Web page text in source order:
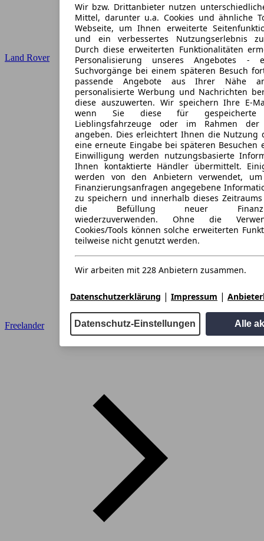
Wir bzw. Drittanbieter nutzen
Mittel, darunter u.a. Cookies und ähnliche
Webseite, um Ihnen erweiterte
und ein verbessertes Nutzungserlebnis
Durch diese erweiterten Funktionalitäten
Personalisierung unseres Angebotes
Suchvorgänge bei einem späteren Besuch
passende Angebote aus Ihrer Nähe
personalisierte Werbung und Nachrichten
diese auszuwerten. Wir speichern Ihre E-
wenn Sie diese für gespeicherte
Lieblingsfahrzeuge oder im Rahmen der
angeben. Dies erleichtert Ihnen die Nutzung
eine erneute Eingabe bei späteren
Einwilligung werden nutzungsbasierte
Ihnen kontaktierte Händler übermittelt.
werden von den Anbietern verwendet,
Finanzierungsanfragen angegebene
zu speichern und innerhalb dieses
die Befüllung neuer
wiederzuverwenden. Ohne die
Cookies/Tools können solche erweiterten
teilweise nicht genutzt werden.
Wir arbeiten mit 228 Anbietern zusammen.
Datenschutzerklärung | Impressum |
Datenschutz-Einstellungen Alle
Land Rover
Freelander